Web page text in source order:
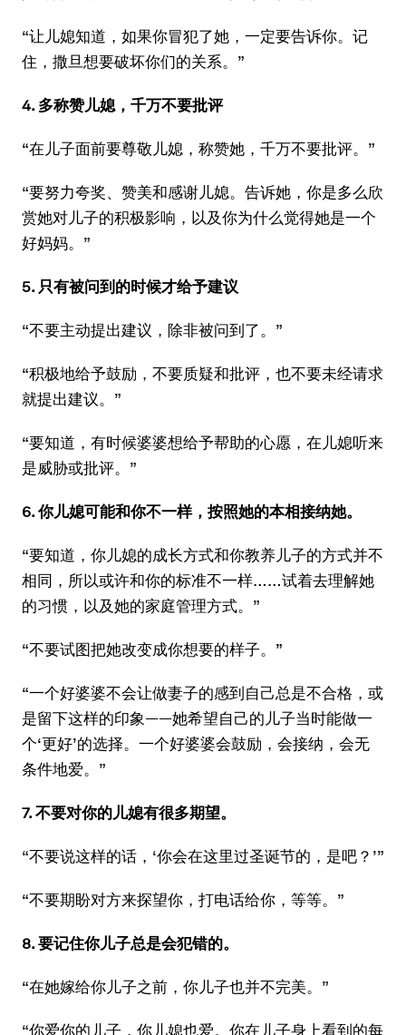
“让儿媳知道，如果你冒犯了她，一定要告诉你。记
住，撒旦想要破坏你们的关系。”
4. 多称赞儿媳，千万不要批评
“在儿子面前要尊敬儿媳，称赞她，千万不要批评。”
“要努力夸奖、赞美和感谢儿媳。告诉她，你是多么欣
赏她对儿子的积极影响，以及你为什么觉得她是一个
好妈妈。”
5. 只有被问到的时候才给予建议
“不要主动提出建议，除非被问到了。”
“积极地给予鼓励，不要质疑和批评，也不要未经请求
就提出建议。”
“要知道，有时候婆婆想给予帮助的心愿，在儿媳听来
是威胁或批评。”
6. 你儿媳可能和你不一样，按照她的本相接纳她。
“要知道，你儿媳的成长方式和你教养儿子的方式并不
相同，所以或许和你的标准不一样……试着去理解她
的习惯，以及她的家庭管理方式。”
“不要试图把她改变成你想要的样子。”
“一个好婆婆不会让做妻子的感到自己总是不合格，或
是留下这样的印象——她希望自己的儿子当时能做一
个‘更好’的选择。一个好婆婆会鼓励，会接纳，会无
条件地爱。”
7. 不要对你的儿媳有很多期望。
“不要说这样的话，‘你会在这里过圣诞节的，是吧？’”
“不要期盼对方来探望你，打电话给你，等等。”
8. 要记住你儿子总是会犯错的。
“在她嫁给你儿子之前，你儿子也并不完美。”
“你爱你的儿子，你儿媳也爱。你在儿子身上看到的每